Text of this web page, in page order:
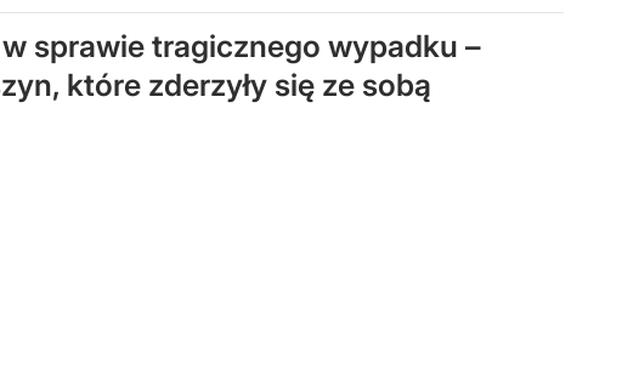
sprawie tragicznego wypadku –
które zderzyły się ze sobą